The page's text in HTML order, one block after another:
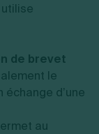
de brevet
le
d’une
au